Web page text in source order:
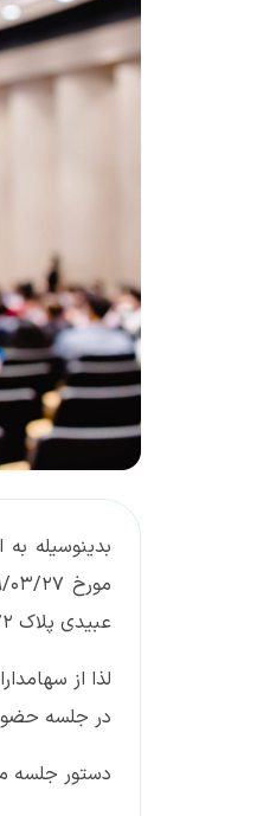
عبیدی پلاک 72 تشکیل می‌گردد.
لذا از
در جلسه
دستور جلسه